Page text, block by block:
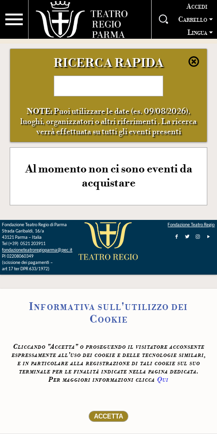
Accedi
Carrello
Lingua
RICERCA RAPIDA
NOTE:Puoi utilizzare le date (es. 09/08/2026),
luoghi, organizzatori o altri riferimenti . La ricerca
verrà effettuata su tutti gli eventi presenti
Al momento non ci sono eventi da
acquistare
Informativa sull'utilizzo dei
Cookie
Cliccando "Accetta" o proseguendo il visitatore acconsente
espressamente all'uso dei cookie e delle tecnologie similari,
e in particolare alla registrazione di tali cookie sul suo
terminale per le finalità indicate nella pagina dedicata.
Per maggiori informazioni clicca Qui
Fondazione Teatro Regio di Parma
Strada Garibaldi, 16/a
43121 Parma – Italia
Tel (+39) 0521 203911
fondazioneteatroregioparma@pec.it
PI 02208060349
(scissione dei pagamenti –
art 17 ter DPR 633/1972)
Fondazione Teatro Regio